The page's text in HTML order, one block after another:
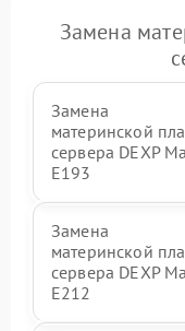
Замена
Замена
материнской
сервера DEXP
E193
Замена
материнской
сервера DEXP
E212